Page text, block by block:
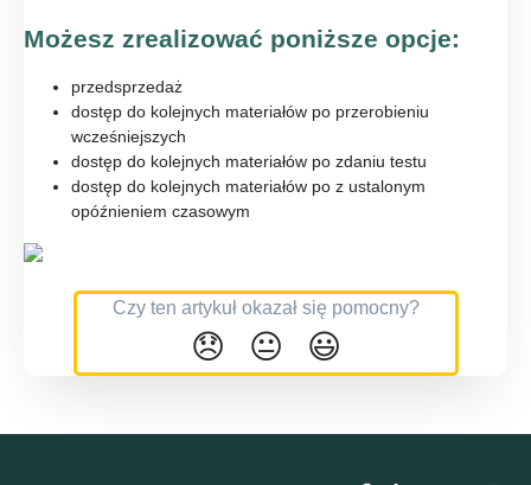
Możesz zrealizować poniższe opcje:
przedsprzedaż
dostęp do kolejnych materiałów po przerobieniu
wcześniejszych
dostęp do kolejnych materiałów po zdaniu testu
dostęp do kolejnych materiałów po z ustalonym
opóźnieniem czasowym
Czy ten artykuł okazał się pomocny?
😞 😐 😃